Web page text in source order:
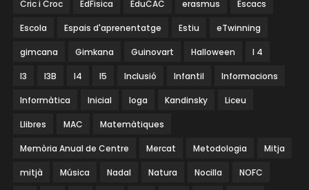
Cric i Croc EdFisica EduCAC erasmus Escacs
Escola Espais d'aprenentatge Estiu eTwinning
gimcana Gimkana Guinovart Halloween I 4
I3 I3B I4 I5 Inclusió Infantil Informacions
Informàtica Inicial Ioga Kandinsky Liceu
Llibres MAC Matemàtiques
Memòria Anual de Centre Mercat Metodologia Mitja
mitjà Música Nadal Natura Nocilla NOFC